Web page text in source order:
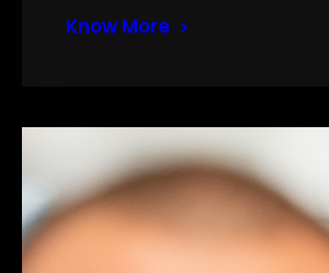
Know More